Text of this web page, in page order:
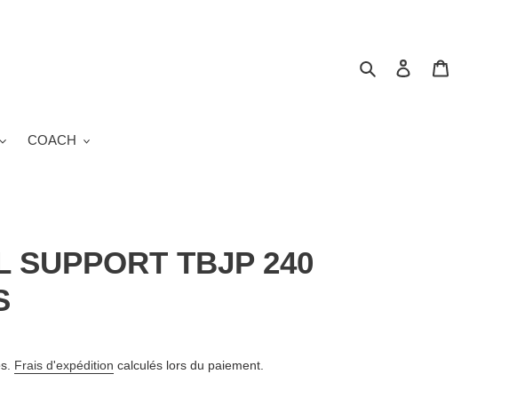
RechercherSe connecter
COACH
SUPPORT TBJP 240
Frais d'expédition calculés lors du paiement.